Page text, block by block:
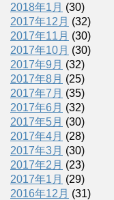
2018年1月 (30)
2017年12月 (32)
2017年11月 (30)
2017年10月 (30)
2017年9月 (32)
2017年8月 (25)
2017年7月 (35)
2017年6月 (32)
2017年5月 (30)
2017年4月 (28)
2017年3月 (30)
2017年2月 (23)
2017年1月 (29)
2016年12月 (31)